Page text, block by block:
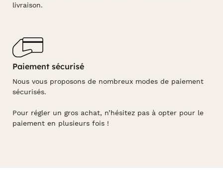
livraison.
Paiement sécurisé
Nous vous proposons de nombreux modes de paiement
sécurisés.
Pour régler un gros achat, n’hésitez pas à opter pour le
paiement en plusieurs fois !